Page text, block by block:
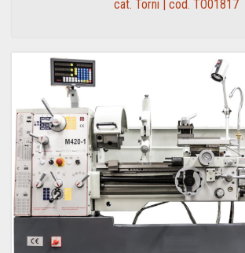
cat. Torni | cod. TO01817